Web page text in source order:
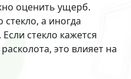
оценить ущерб.
стекло, а иногда
стекло кажется
это влияет на